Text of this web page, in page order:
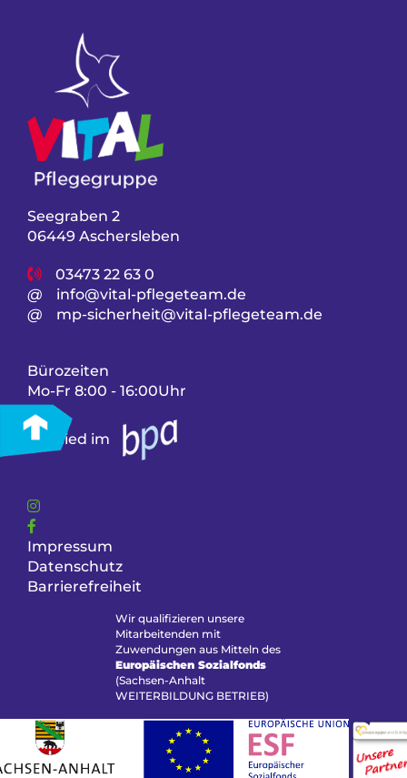
Seegraben 2
06449 Aschersleben
03473 22 63 0
@
info@vital-pflegeteam.de
@
mp-sicherheit@vital-pflegeteam.de
Bürozeiten
Mo-Fr 8:00 - 16:00Uhr
Mitglied im
Impressum
Datenschutz
Barrierefreiheit
Wir qualifizieren unsere
Mitarbeitenden mit
Zuwendungen aus Mitteln des
Europäischen Sozialfonds
(Sachsen-Anhalt
WEITERBILDUNG BETRIEB)